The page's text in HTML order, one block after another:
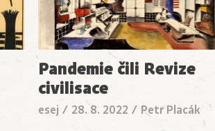
Pandemie čili Revize
civilisace
esej / 28. 8. 2022 / Petr Placák